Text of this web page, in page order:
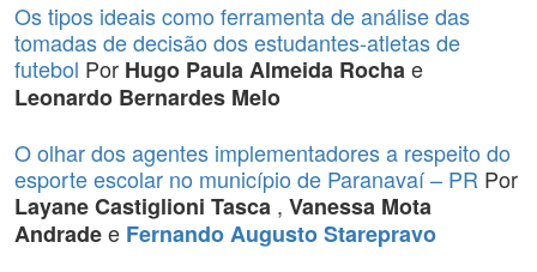
Os tipos ideais como ferramenta de análise das
tomadas de decisão dos estudantes-atletas de
futebol Por Hugo Paula Almeida Rochae
Leonardo Bernardes Melo
O olhar dos agentes implementadores a respeito do
esporte escolar no município de Paranavaí – PR Por
Layane Castiglioni Tasca , Vanessa Mota
Andradee Fernando Augusto Starepravo